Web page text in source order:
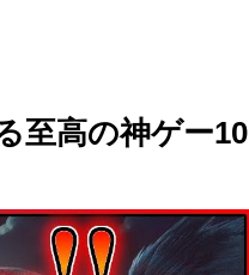
至高の神ゲー10